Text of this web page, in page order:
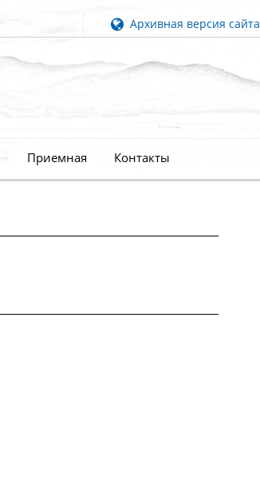
Архивная версия сайта
Приемная Контакты